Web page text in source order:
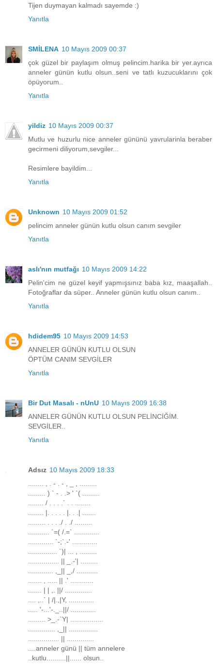
Tijen duymayan kalmadı sayemde :)
Yanıtla
SMİLENA 10 Mayıs 2009 00:37
çok güzel bir paylaşım olmuş pelincim.harika bir yer.ayrıca
anneler günün kutlu olsun..seni ve tatlı kuzucuklarını çok
öpüyorum..
Yanıtla
yildiz 10 Mayıs 2009 00:37
Mutlu ve huzurlu nice anneler gününü yavrularinla beraber
gecirmeni diliyorum,sevgiler...
Resimlere bayildim...
Yanıtla
Unknown 10 Mayıs 2009 01:52
pelincim anneler günün kutlu olsun canım sevgiler
Yanıtla
aslı'nın mutfağı 10 Mayıs 2009 14:22
Pelin'cim ne güzel keyif yapmışsınız baba kız, maaşallah..
Fotoğraflar da süper.. Anneler günün kutlu olsun canım..
Yanıtla
hdidem95 10 Mayıs 2009 14:53
ANNELER GÜNÜN KUTLU OLSUN
ÖPTÜM CANIM SEVGİLER
Yanıtla
Bir Dut Masalı - nUnU 10 Mayıs 2009 16:38
ANNELER GÜNÜN KUTLU OLSUN PELİNCİĞİM.
SEVGİLER..
Yanıtla
Adsız 10 Mayıs 2009 18:33
........ , . - . - , _ , .........
......... ) ` - . .> ' `( .........
........ / . . . .` . . ........
........ |. . . . . |. . .| .......
......... . . . ./ . ./ .........
........... `=( /.=` .............
............. `-;`.-' .............
............... `)| ... , .........
................ || _.-'| .........
............. ,_|| _,/ ...........
....... , ..... || .' ............
....... | | ,. ||/ ..............
.... ,..` | /|.,|Y, .............
..... '-...'-._..||/ .............
......... >_.-`Y| .................
.............. ,_|| ...............
................ || ..............
....anneler günü || tüm annelere
..kutlu..........||...... olsun..